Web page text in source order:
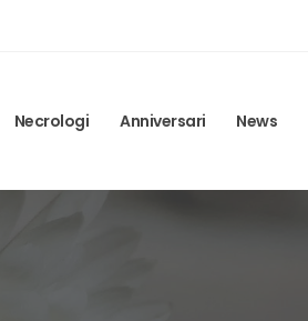
Necrologi Anniversari News